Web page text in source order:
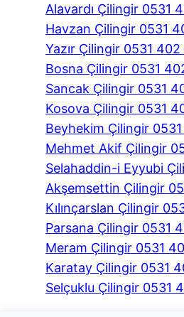
Alavardı Çilingir 0531
Havzan Çilingir 0531
Yazır Çilingir 0531 402
Bosna Çilingir 0531
Sancak Çilingir 0531
Kosova Çilingir 0531
Beyhekim Çilingir
Mehmet Akif Çilingir
Selahaddin-i Eyyubi
Akşemsettin Çilingir
Kılınçarslan Çilingir
Parsana Çilingir 0531
Meram Çilingir 0531
Karatay Çilingir 0531
Selçuklu Çilingir 0531